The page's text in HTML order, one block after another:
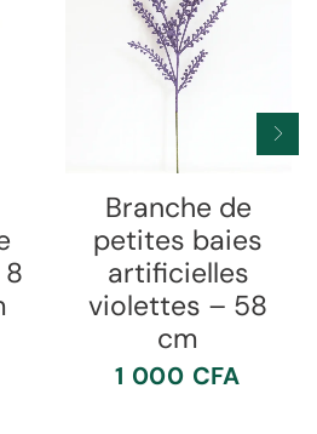
Branche de
petites baies
artificielles
violettes – 58
cm
1 000 CFA